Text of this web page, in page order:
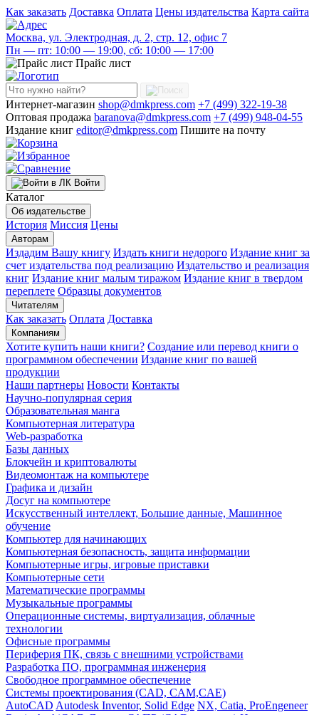
Как заказать Доставка Оплата Цены издательства Карта сайта
Москва, ул. Электродная, д. 2, стр. 12, офис 7
Пн — пт: 10:00 — 19:00, сб: 10:00 — 17:00
Прайс лист
Интернет-магазин shop@dmkpress.com +7 (499) 322-19-38
Оптовая продажа baranova@dmkpress.com +7 (499) 948-04-55
Издание книг editor@dmkpress.com Пишите на почту
Войти
Каталог
Об издательстве
История Миссия Цены
Авторам
Издадим Вашу книгу Издать книги недорого Издание книг за
счет издательства под реализацию Издательство и реализация
книг Издание книг малым тиражом Издание книг в твердом
переплете Образцы документов
Читателям
Как заказать Оплата Доставка
Компаниям
Хотите купить наши книги? Создание или перевод книги о
программном обеспечении Издание книг по вашей
продукции
Наши партнеры Новости Контакты
Научно-популярная серия
Образовательная манга
Компьютерная литература
Web-разработка
Базы данных
Блокчейн и криптовалюты
Видеомонтаж на компьютере
Графика и дизайн
Досуг на компьютере
Искусственный интеллект, Большие данные, Машинное
обучение
Компьютер для начинающих
Компьютерная безопасность, защита информации
Компьютерные игры, игровые приставки
Компьютерные сети
Математические программы
Музыкальные программы
Операционные системы, виртуализация, облачные
технологии
Офисные программы
Периферия ПК, связь с внешними устройствами
Разработка ПО, программная инженерия
Свободное программное обеспечение
Системы проектирования (CAD, CAM,CAE)
AutoCAD Autodesk Inventor, Solid Edge NX, Catia, ProEngeneer